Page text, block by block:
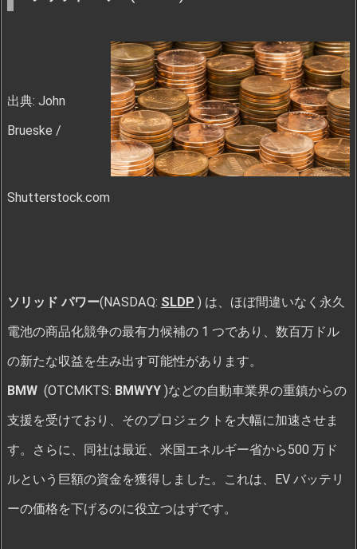
出典: John
Brueske /
Shutterstock.com
ソリッド パワー(NASDAQ: SLDP ) は、ほぼ間違いなく永久
電池の商品化競争の最有力候補の 1 つであり、数百万ドル
の新たな収益を生み出す可能性があります。
BMW (OTCMKTS: BMWYY )などの自動車業界の重鎮からの
支援を受けており、そのプロジェクトを大幅に加速させま
す。さらに、同社は最近、米国エネルギー省から500 万ド
ルという巨額の資金を獲得しました。これは、EV バッテリ
ーの価格を下げるのに役立つはずです。